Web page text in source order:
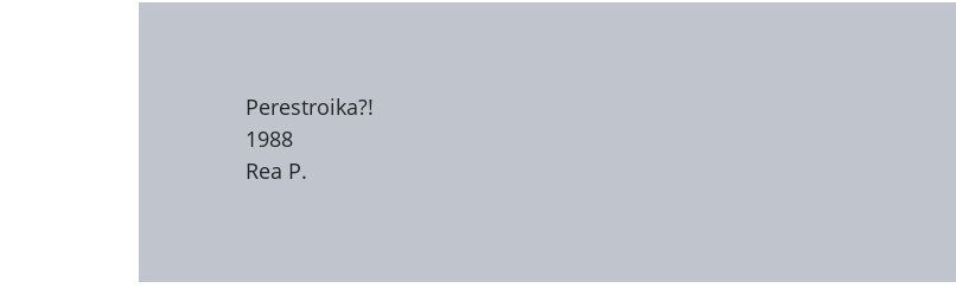
Perestroika?!
1988
Rea P.